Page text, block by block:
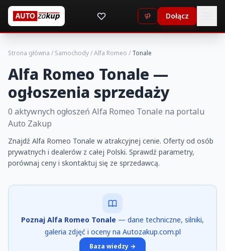
Dołącz
Strona główna / Samochody/Alfa Romeo / Tonale
Alfa Romeo Tonale —
ogłoszenia sprzedaży
0 aktywnych ogłoszeń Alfa Romeo Tonale na portalu
Auto Zakup
Znajdź Alfa Romeo Tonale w atrakcyjnej cenie. Oferty od osób
prywatnych i dealerów z całej Polski. Sprawdź parametry,
porównaj ceny i skontaktuj się ze sprzedawcą.
Poznaj Alfa Romeo Tonale — dane techniczne, silniki,
galeria zdjęć i oceny na Autozakup.com.pl
Baza wiedzy →